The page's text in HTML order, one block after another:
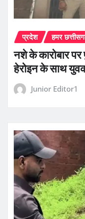
प्रदेश हमर
नशे के कारोबार पर
हेरोइन के साथ
Junior Editor1